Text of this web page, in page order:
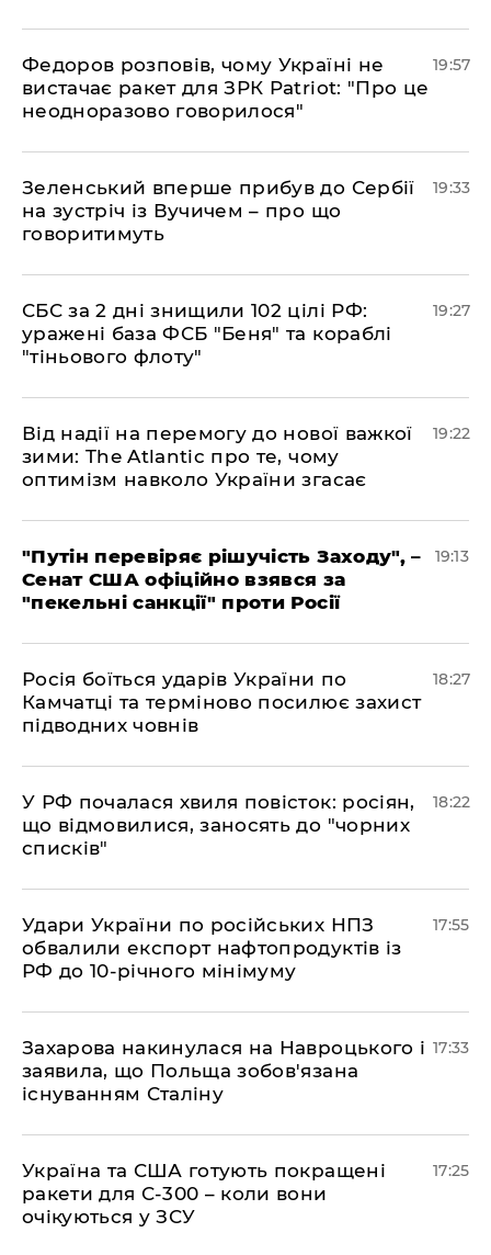
​Федоров розповів, чому Україні не
вистачає ракет для ЗРК Patriot: "Про це
неодноразово говорилося"
19:57
​Зеленський вперше прибув до Сербії
на зустріч із Вучичем – про що
говоритимуть
19:33
​СБС за 2 дні знищили 102 цілі РФ:
уражені база ФСБ "Беня" та кораблі
"тіньового флоту"
19:27
​Від надії на перемогу до нової важкої
зими: The Atlantic про те, чому
оптимізм навколо України згасає
19:22
​"Путін перевіряє рішучість Заходу", –
Сенат США офіційно взявся за
"пекельні санкції" проти Росії
19:13
​Росія боїться ударів України по
Камчатці та терміново посилює захист
підводних човнів
18:27
​У РФ почалася хвиля повісток: росіян,
що відмовилися, заносять до "чорних
списків"
18:22
​Удари України по російських НПЗ
обвалили експорт нафтопродуктів із
РФ до 10-річного мінімуму
17:55
​Захарова накинулася на Навроцького і
заявила, що Польща зобов'язана
існуванням Сталіну
17:33
​Україна та США готують покращені
ракети для С-300 – коли вони
очікуються у ЗСУ
17:25